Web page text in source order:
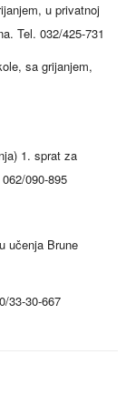
u privatnoj
Tel. 032/425-731
sa grijanjem,
1. sprat za
090-895
učenja Brune
33-30-667